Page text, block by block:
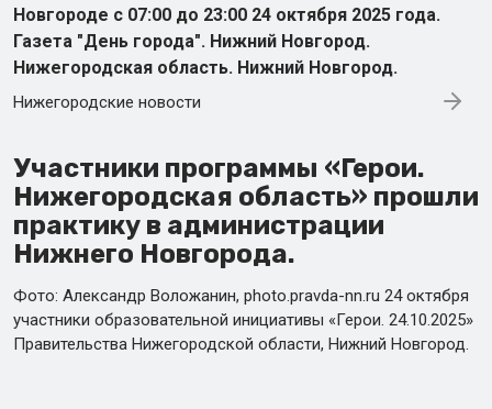
Новгороде с 07:00 до 23:00 24 октября 2025 года.
Газета "День города". Нижний Новгород.
Нижегородская область. Нижний Новгород.
Нижегородские новости
Участники программы «Герои.
Нижегородская область» прошли
практику в администрации
Нижнего Новгорода.
Фото: Александр Воложанин, photo.pravda-nn.ru 24 октября
участники образовательной инициативы «Герои. 24.10.2025»
Правительства Нижегородской области, Нижний Новгород.